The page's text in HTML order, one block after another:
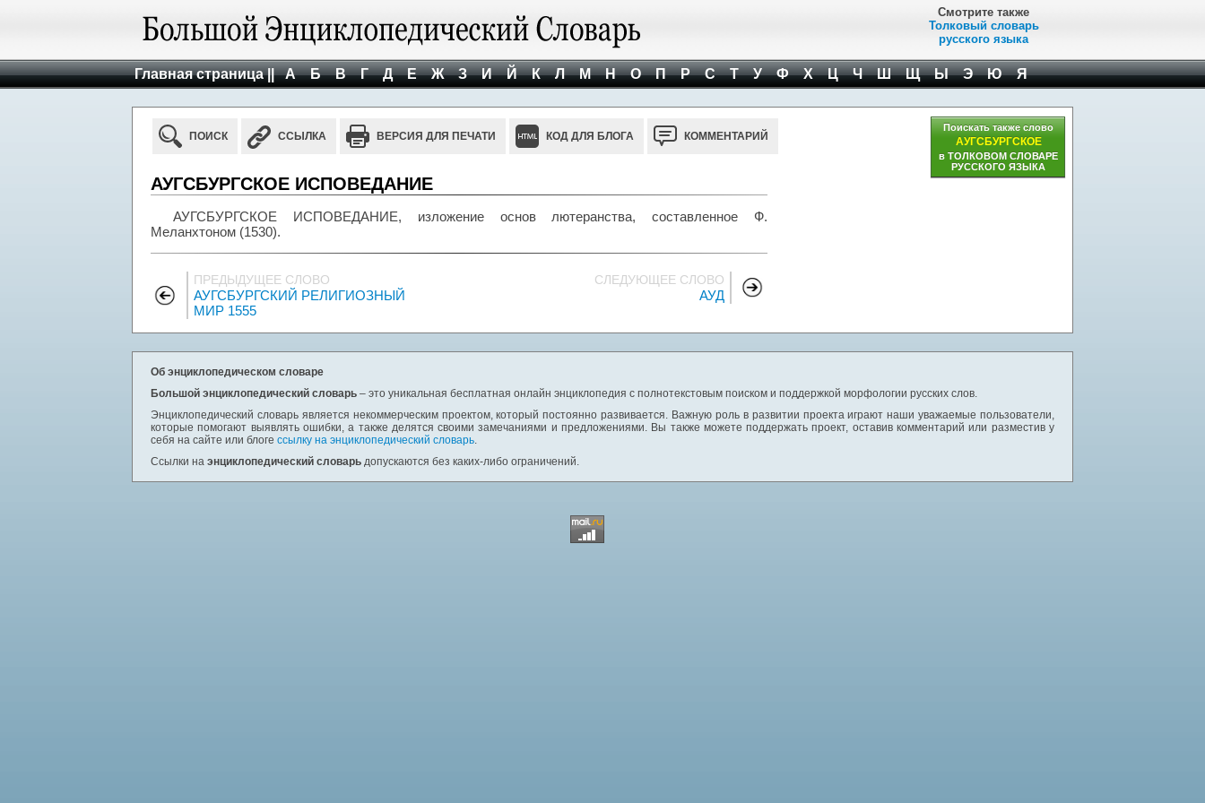
Смотрите также
Толковый словарь
русского языка
Главная страница || А Б В Г Д Е Ж З И Й К Л М Н О П Р С Т У Ф Х Ц Ч Ш Щ Ы Э Ю Я
ПОИСК ССЫЛКА ВЕРСИЯ ДЛЯ ПЕЧАТИ КОД ДЛЯ БЛОГА КОММЕНТАРИЙ
АУГСБУРГСКОЕ ИСПОВЕДАНИЕ
АУГСБУРГСКОЕ ИСПОВЕДАНИЕ, изложение основ лютеранства, составленное Ф.
Меланхтоном (1530).
ПРЕДЫДУЩЕЕ СЛОВО
АУГСБУРГСКИЙ РЕЛИГИОЗНЫЙ
МИР 1555
СЛЕДУЮЩЕЕ СЛОВО
АУД
Поискать также слово
АУГСБУРГСКОЕ
в ТОЛКОВОМ СЛОВАРЕ
РУССКОГО ЯЗЫКА
Об энциклопедическом словаре
Большой энциклопедический словарь – это уникальная бесплатная онлайн энциклопедия с полнотекстовым поиском и поддержкой морфологии русских слов.
Энциклопедический словарь является некоммерческим проектом, который постоянно развивается. Важную роль в развитии проекта играют наши уважаемые пользователи,
которые помогают выявлять ошибки, а также делятся своими замечаниями и предложениями. Вы также можете поддержать проект, оставив комментарий или разместив у
себя на сайте или блоге ссылку на энциклопедический словарь.
Ссылки на энциклопедический словарь допускаются без каких-либо ограничений.